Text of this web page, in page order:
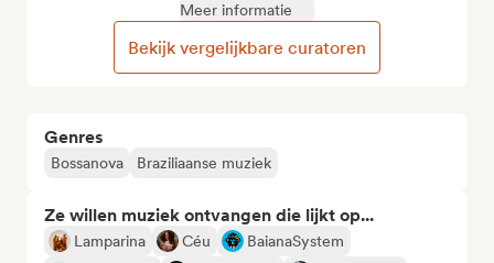
Genres
Bossanova Braziliaanse muziek
Ze willen muziek ontvangen die lijkt op...
Lamparina Céu
BaianaSystem
Meer informatie
Bekijk vergelijkbare curatoren